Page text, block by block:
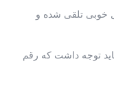
خوبی تلقی شده و
توجه داشت که رقم